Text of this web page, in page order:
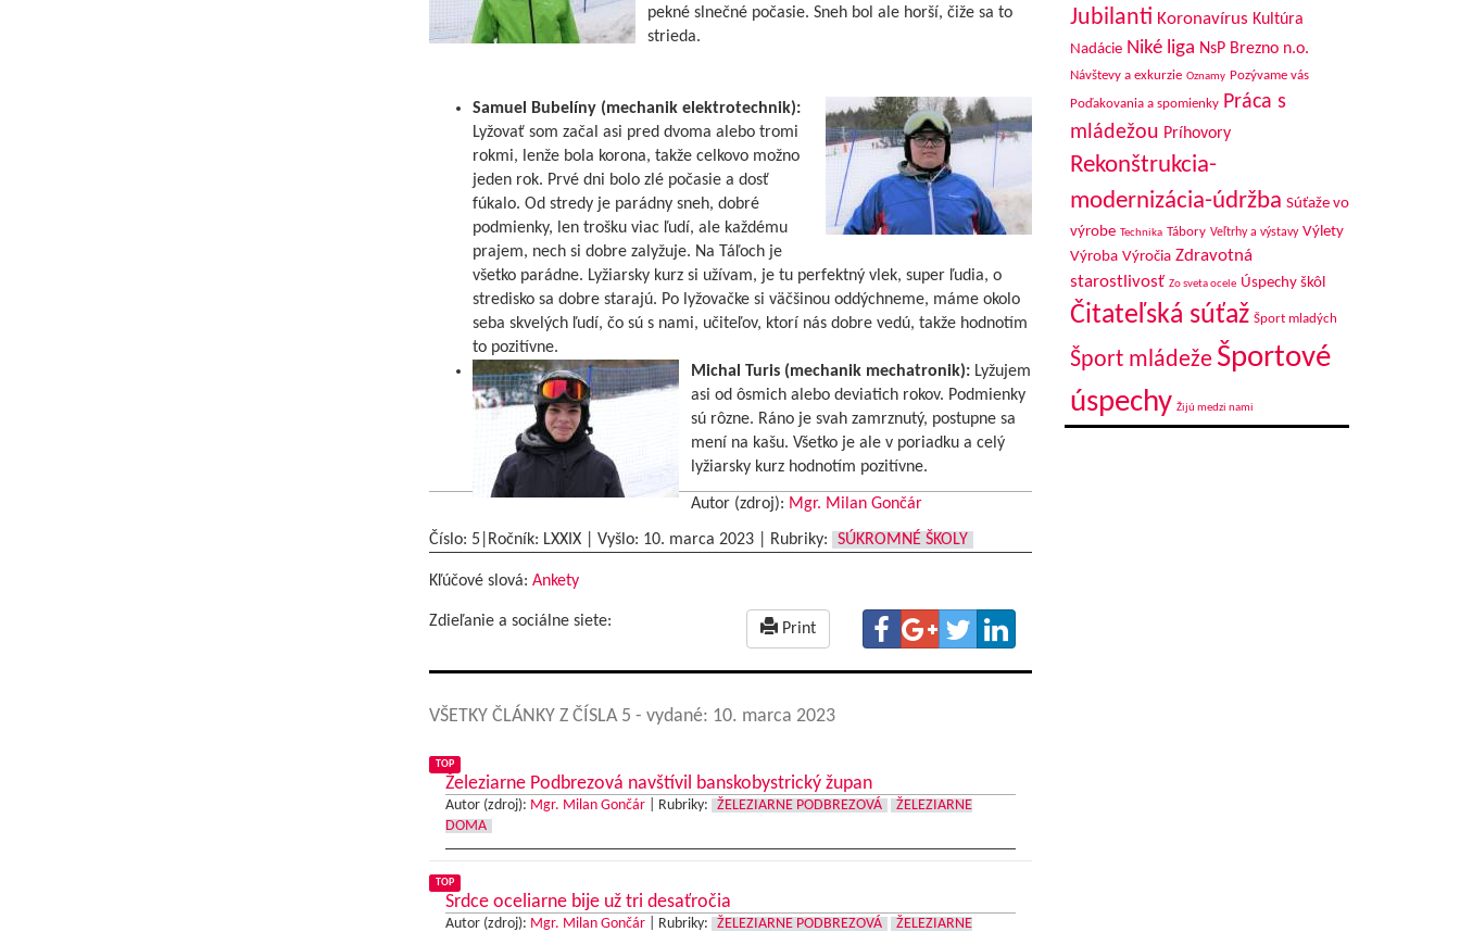
pekné slnečné počasie. Sneh bol ale horší, čiže sa to
strieda.
Samuel Bubelíny (mechanik elektrotechnik):
Lyžovať som začal asi pred dvoma alebo tromi
rokmi, lenže bola korona, takže celkovo možno
jeden rok. Prvé dni bolo zlé počasie a dosť
fúkalo. Od stredy je parádny sneh, dobré
podmienky, len trošku viac ľudí, ale každému
prajem, nech si dobre zalyžuje. Na Táľoch je
všetko parádne. Lyžiarsky kurz si užívam, je tu perfektný vlek, super ľudia, o
stredisko sa dobre starajú. Po lyžovačke si väčšinou oddýchneme, máme okolo
seba skvelých ľudí, čo sú s nami, učiteľov, ktorí nás dobre vedú, takže hodnotím
to pozitívne.
Michal Turis (mechanik mechatronik):Lyžujem
asi od ôsmich alebo deviatich rokov. Podmienky
sú rôzne. Ráno je svah zamrznutý, postupne sa
mení na kašu. Všetko je ale v poriadku a celý
lyžiarsky kurz hodnotím pozitívne.
Autor (zdroj): Mgr. Milan Gončár
Číslo: 5|Ročník: LXXIX | Vyšlo: 10. marca 2023| Rubriky: SÚKROMNÉ ŠKOLY
Kľúčové slová: Ankety
Zdieľanie a sociálne siete: Print
VŠETKY ČLÁNKY Z ČÍSLA 5 - vydané: 10. marca 2023
TOP
Železiarne Podbrezová navštívil banskobystrický župan
Autor (zdroj): Mgr. Milan Gončár| Rubriky: ŽELEZIARNE PODBREZOVÁ
ŽELEZIARNE
DOMA
TOP
Srdce oceliarne bije už tri desaťročia
Autor (zdroj): Mgr. Milan Gončár| Rubriky: ŽELEZIARNE PODBREZOVÁ ŽELEZIARNE
Jubilanti Koronavírus Kultúra
Nadácie Niké liga NsP Brezno n.o.
Návštevy a exkurzie Oznamy Pozývame vás
Poďakovania a spomienky Práca s
mládežou Príhovory
Rekonštrukcia-
modernizácia-údržba Súťaže vo
výrobe Technika Tábory Veľtrhy a výstavy Výlety
Výroba Výročia Zdravotná
starostlivosť Zo sveta ocele Úspechy škôl
Čitateľská súťaž Šport mladých
Šport mládeže Športové
úspechy Žijú medzi nami